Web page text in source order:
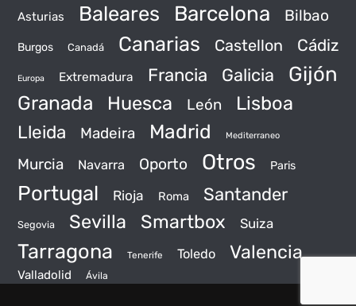
Asturias Baleares Barcelona Bilbao
Burgos Canadá Canarias Castellon Cádiz
Europa Extremadura Francia Galicia Gijón
Granada Huesca León Lisboa
Lleida Madeira Madrid Mediterraneo
Murcia Navarra Oporto Otros Paris
Portugal Rioja Roma Santander
Segovia Sevilla Smartbox Suiza
Tarragona Tenerife Toledo Valencia
Valladolid Ávila